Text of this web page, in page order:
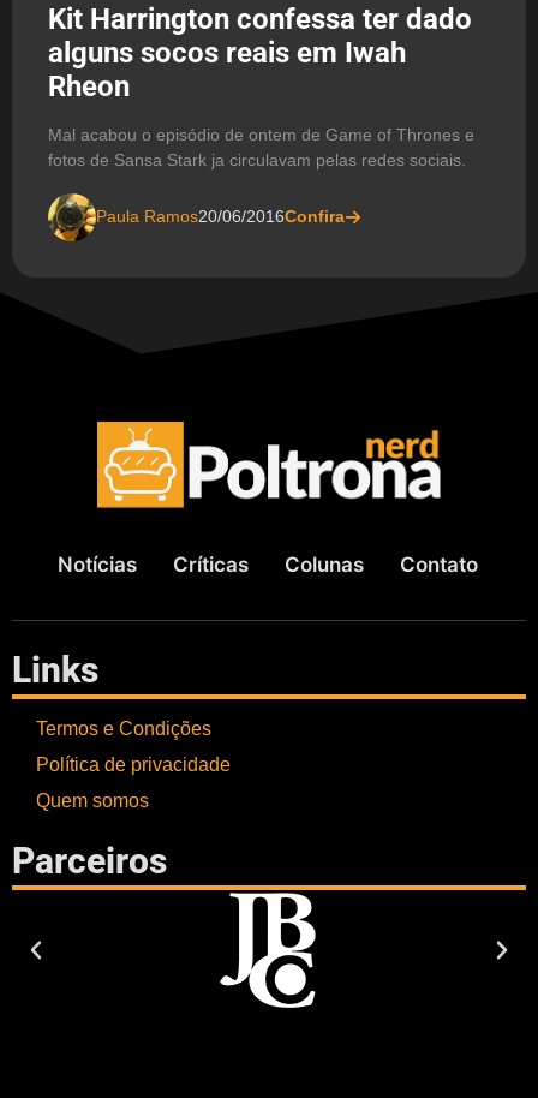
Kit Harrington confessa ter dado
alguns socos reais em Iwah
Rheon
Mal acabou o episódio de ontem de Game of Thrones e
fotos de Sansa Stark ja circulavam pelas redes sociais.
Paula Ramos20/06/2016Confira
Notícias Críticas Colunas Contato
Links
Termos e Condições
Política de privacidade
Quem somos
Parceiros